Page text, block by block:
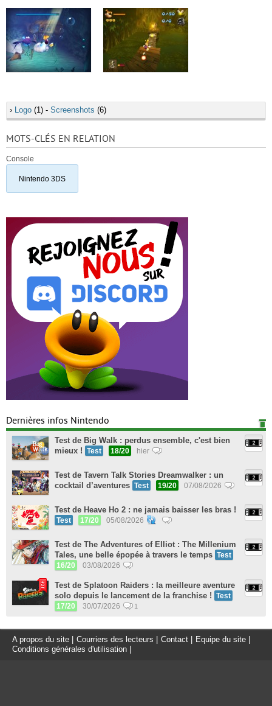
› Logo (1) - Screenshots (6)
MOTS-CLÉS EN RELATION
Console
Nintendo 3DS
Dernières infos Nintendo
Test de Big Walk : perdus ensemble, c'est bien
mieux !
Test 18/20 hier
Test de Tavern Talk Stories Dreamwalker : un
cocktail d’aventures Test 19/20 07/08/2026
Test de Heave Ho 2 : ne jamais baisser les bras !
Test 17/20 05/08/2026
Test de The Adventures of Elliot : The Millenium
Tales, une belle épopée à travers le temps Test
16/20
03/08/2026
Test de Splatoon Raiders : la meilleure aventure
solo depuis le lancement de la franchise !
Test
17/20
30/07/2026 1
A propos du site Courriers des lecteurs Contact Equipe du site
Conditions générales d'utilisation